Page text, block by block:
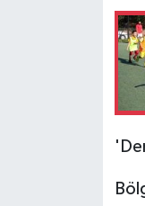
SPOR